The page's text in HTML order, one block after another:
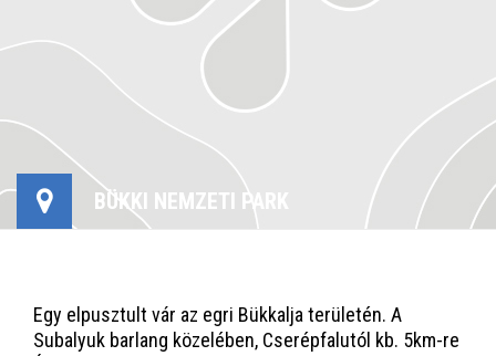
BÜKKI NEMZETI PARK
Egy elpusztult vár az egri Bükkalja területén. A
Subalyuk barlang közelében, Cserépfalutól kb. 5km-re